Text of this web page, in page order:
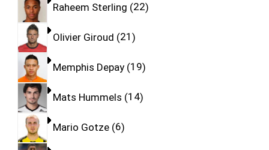
Raheem Sterling 22
Olivier Giroud 21
Memphis Depay 19
Mats Hummels 14
Mario Gotze 6